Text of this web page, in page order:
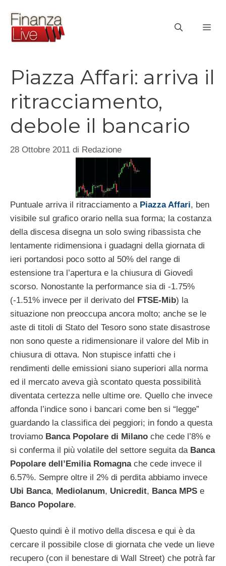
contenuto
Piazza Affari: arriva il
ritracciamento,
debole il bancario
28 Ottobre 2011 di Redazione
Puntuale arriva il ritracciamento a Piazza Affari, ben
visibile sul grafico orario nella sua forma; la costanza
della discesa disegna un solo swing ribassista che
lentamente ridimensiona i guadagni della giornata di
ieri portandosi poco sotto al 50% del range di
estensione tra l’apertura e la chiusura di Giovedì
scorso. Nonostante la performance sia di -1.75%
(-1.51% invece per il derivato del FTSE-Mib) la
situazione non preoccupa ancora molto; anche se le
aste di titoli di Stato del Tesoro sono state disastrose
non sono queste a ridimensionare il valore del Mib in
chiusura di ottava. Non stupisce infatti che i
rendimenti delle emissioni siano superiori alla norma
ed il mercato aveva già scontato questa possibilità
diventata certezza nelle ultime ore. Quello che invece
affonda l’indice sono i bancari come ben si “legge”
guardando la classifica dei peggiori; in fondo a questa
troviamo Banca Popolare di Milano che cede l’8% e
si conferma il più volatile del settore seguita da Banca
Popolare dell’Emilia Romagnache cede invece il
6.57%. Sempre oltre il 2% di perdita abbiamo invece
Ubi Banca, Mediolanum, Unicredit, Banca MPS e
Banco Popolare.
Questo quindi è il motivo della discesa e qui è da
cercare il possibile close di giornata che vede un lieve
recupero (con il benestare di Wall Street) che potrà far